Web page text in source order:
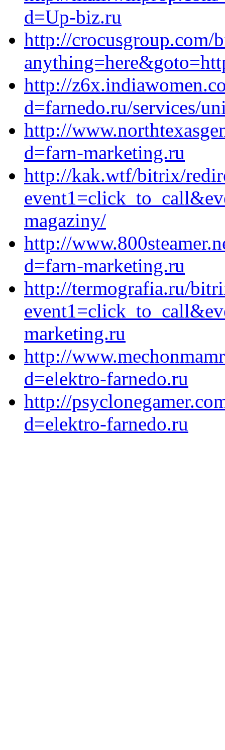
d=Up-biz.ru
http://crocusgroup.com/
http://
d=farnedo.ru/services/
http://
d=farn-marketing.ru
http://kak.wtf/bitrix/
magaziny/
http://
d=farn-marketing.ru
http://termografia.ru/
marketing.ru
http://
d=elektro-farnedo.ru
http://
d=elektro-farnedo.ru